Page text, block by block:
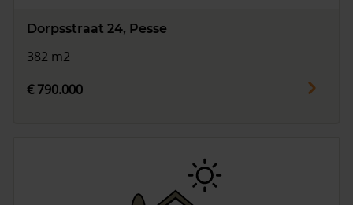
Dorpsstraat 24, Pesse
382 m2
€ 790.000